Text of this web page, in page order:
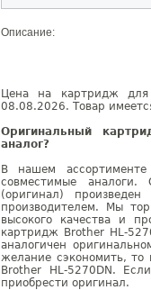
Описание:
Цена на картридж для
08.08.2026. Товар
Оригинальный
аналог?
В нашем
совместимые аналоги.
(оригинал)
производителем. Мы
высокого качества и
картридж Brother HL-
аналогичен
желание сэкономить, то
Brother HL-5270DN.
приобрести оригинал.